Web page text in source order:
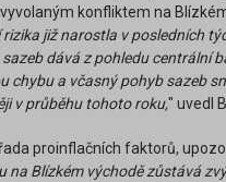
konfliktem na
již narostla v posledních
dává z pohledu centrální
chybu a včasný pohyb sazeb
v průběhu tohoto roku," uvedl
proinflačních faktorů,
na Blízkém východě zůstává